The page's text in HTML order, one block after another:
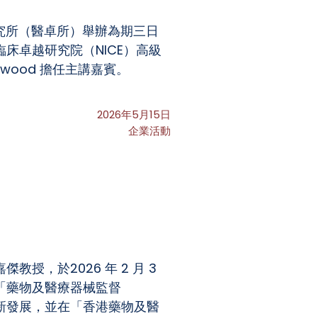
（醫卓所）舉辦為期三日
卓越研究院（NICE）高級
擔任主講嘉賓。
2026年5月15日
企業活動
傑教授，於2026 年 2 月 3
藥物及醫療器械監督
發展，並在「香港藥物及醫